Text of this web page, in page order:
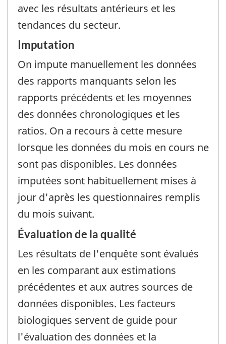
avec les résultats antérieurs et les
tendances du secteur.
Imputation
On impute manuellement les données
des rapports manquants selon les
rapports précédents et les moyennes
des données chronologiques et les
ratios. On a recours à cette mesure
lorsque les données du mois en cours ne
sont pas disponibles. Les données
imputées sont habituellement mises à
jour d'après les questionnaires remplis
du mois suivant.
Évaluation de la qualité
Les résultats de l'enquête sont évalués
en les comparant aux estimations
précédentes et aux autres sources de
données disponibles. Les facteurs
biologiques servent de guide pour
l'évaluation des données et la